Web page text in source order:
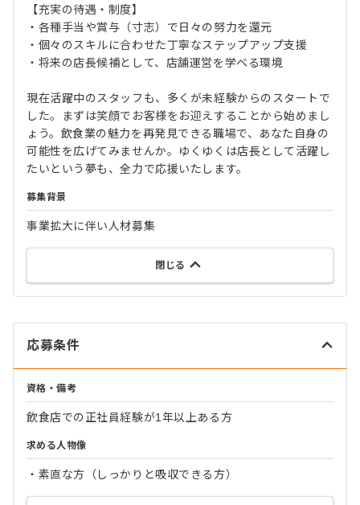
【充実の待遇・制度】
・各種手当や賞与（寸志）で日々の努力を還元
・個々のスキルに合わせた丁寧なステップアップ支援
・将来の店長候補として、店舗運営を学べる環境
現在活躍中のスタッフも、多くが未経験からのスタートで
した。まずは笑顔でお客様をお迎えすることから始めまし
ょう。飲食業の魅力を再発見できる職場で、あなた自身の
可能性を広げてみませんか。ゆくゆくは店長として活躍し
たいという夢も、全力で応援いたします。
募集背景
事業拡大に伴い人材募集
閉じる
応募条件
資格・備考
飲食店での正社員経験が1年以上ある方
求める人物像
・素直な方（しっかりと吸収できる方）